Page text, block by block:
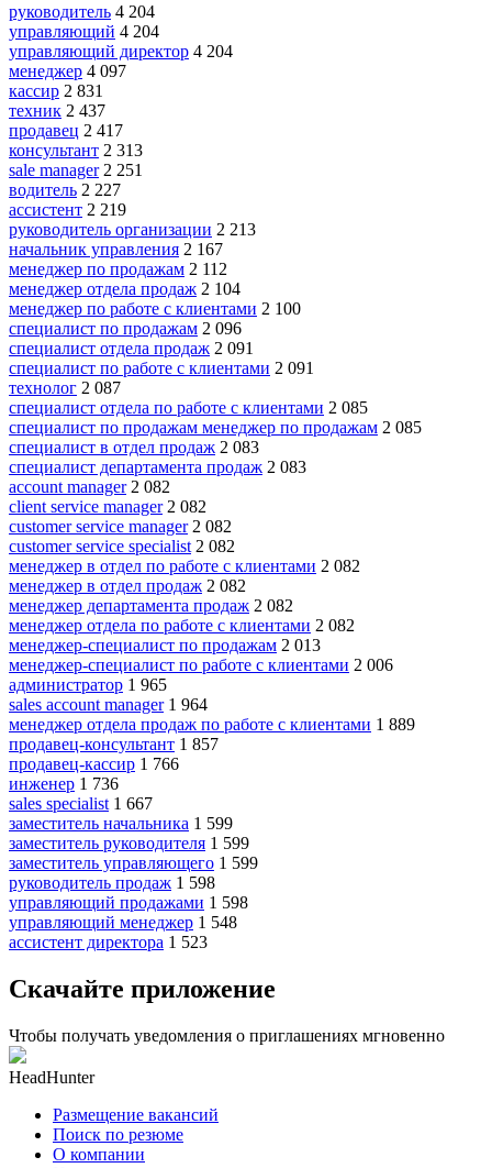
руководитель 4 204
управляющий 4 204
управляющий директор 4 204
менеджер 4 097
кассир 2 831
техник 2 437
продавец 2 417
консультант 2 313
sale manager 2 251
водитель 2 227
ассистент 2 219
руководитель организации 2 213
начальник управления 2 167
менеджер по продажам 2 112
менеджер отдела продаж 2 104
менеджер по работе с клиентами 2 100
специалист по продажам 2 096
специалист отдела продаж 2 091
специалист по работе с клиентами 2 091
технолог 2 087
специалист отдела по работе с клиентами 2 085
специалист по продажам менеджер по продажам 2 085
специалист в отдел продаж 2 083
специалист департамента продаж 2 083
account manager 2 082
client service manager 2 082
customer service manager 2 082
customer service specialist 2 082
менеджер в отдел по работе с клиентами 2 082
менеджер в отдел продаж 2 082
менеджер департамента продаж 2 082
менеджер отдела по работе с клиентами 2 082
менеджер-специалист по продажам 2 013
менеджер-специалист по работе с клиентами 2 006
администратор 1 965
sales account manager 1 964
менеджер отдела продаж по работе с клиентами 1 889
продавец-консультант 1 857
продавец-кассир 1 766
инженер 1 736
sales specialist 1 667
заместитель начальника 1 599
заместитель руководителя 1 599
заместитель управляющего 1 599
руководитель продаж 1 598
управляющий продажами 1 598
управляющий менеджер 1 548
ассистент директора 1 523
Скачайте приложение
Чтобы получать уведомления о приглашениях мгновенно
HeadHunter
Размещение вакансий
Поиск по резюме
О компании